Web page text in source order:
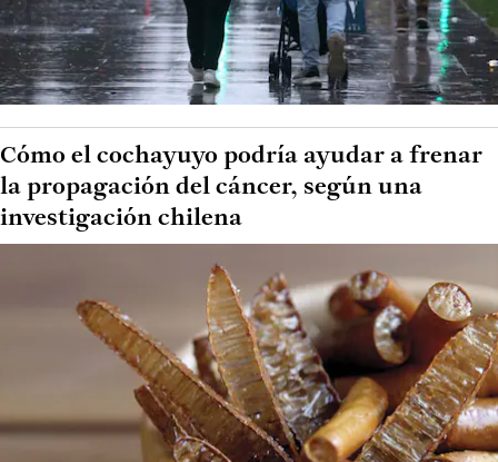
Cómo el cochayuyo podría ayudar a frenar
la propagación del cáncer, según una
investigación chilena